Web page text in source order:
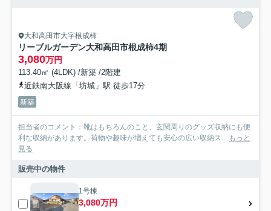
大和高田市大字根成柿
リーブルガーデン大和高田市根成柿4期
3,080万円
113.40㎡ (4LDK) /新築 /2階建
近鉄南大阪線「坊城」駅 徒歩17分
新築
担当者のコメント：靴はもちろんのこと、玄関周りのグッズ収納にも便
利な収納があります。荷物や趣味が増えても安心の広い収納ス... もっと
見る
販売中の物件
1号棟
3,080万円